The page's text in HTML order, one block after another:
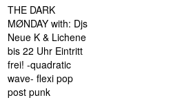
THE DARK
MØNDAY with: Djs
Neue K & Lichene
bis 22 Uhr Eintritt
frei! -quadratic
wave- flexi pop
post punk